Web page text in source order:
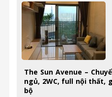
The Sun Avenue –
ngủ, 2WC, full nội thất,
bộ